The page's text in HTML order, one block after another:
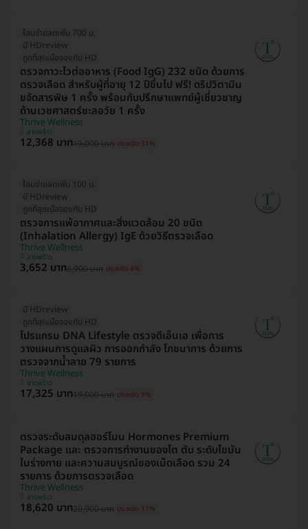
โอนจ่ายลดเพิ่ม 700 บ.
มี HDreview
ถูกที่สุดเมื่อจองกับ HD
ตรวจภาวะไวต่ออาหาร (Food IgG) 232 ชนิด ด้วยการ
ตรวจเลือด สำหรับผู้ที่อายุ 12 ปีขึ้นไป ฟรี! ดริปวิตามิน
ขจัดสารพิษ 1 ครั้ง พร้อมกับปรึกษาแพทย์ผู้เชี่ยวชาญ
ด้านเวชศาสตร์ชะลอวัย 1 ครั้ง
Thrive Wellness
ลาดพร้าว
12,368 บาท19,000 บาท ประหยัด 31%
โอนจ่ายลดเพิ่ม 100 บ.
มี HDreview
ถูกที่สุดเมื่อจองกับ HD
ตรวจการแพ้อากาศและสิ่งแวดล้อม 20 ชนิด
(Inhalation Allergy) IgE ด้วยวิธีตรวจเลือด
Thrive Wellness
ลาดพร้าว
3,652 บาท3,900 บาท ประหยัด 4%
มี HDreview
ถูกที่สุดเมื่อจองกับ HD
โปรแกรม DNA Lifestyle ตรวจดีเอ็นเอ เพื่อการ
วางแผนการดูแลผิว การออกกำลัง โภชนาการ ด้วยการ
ตรวจจากน้ำลาย 79 รายการ
Thrive Wellness
ลาดพร้าว
17,325 บาท19,000 บาท ประหยัด 9%
ตรวจระดับสมดุลฮอร์โมน Hormones Premium
Package และ ตรวจการทำงานของไต ตับ ระดับไขมัน
ในร่างกาย และความสมบูรณ์ของเม็ดเลือด รวม 24
รายการ ด้วยการตรวจเลือด
Thrive Wellness
ลาดพร้าว
18,620 บาท20,900 บาท ประหยัด 11%